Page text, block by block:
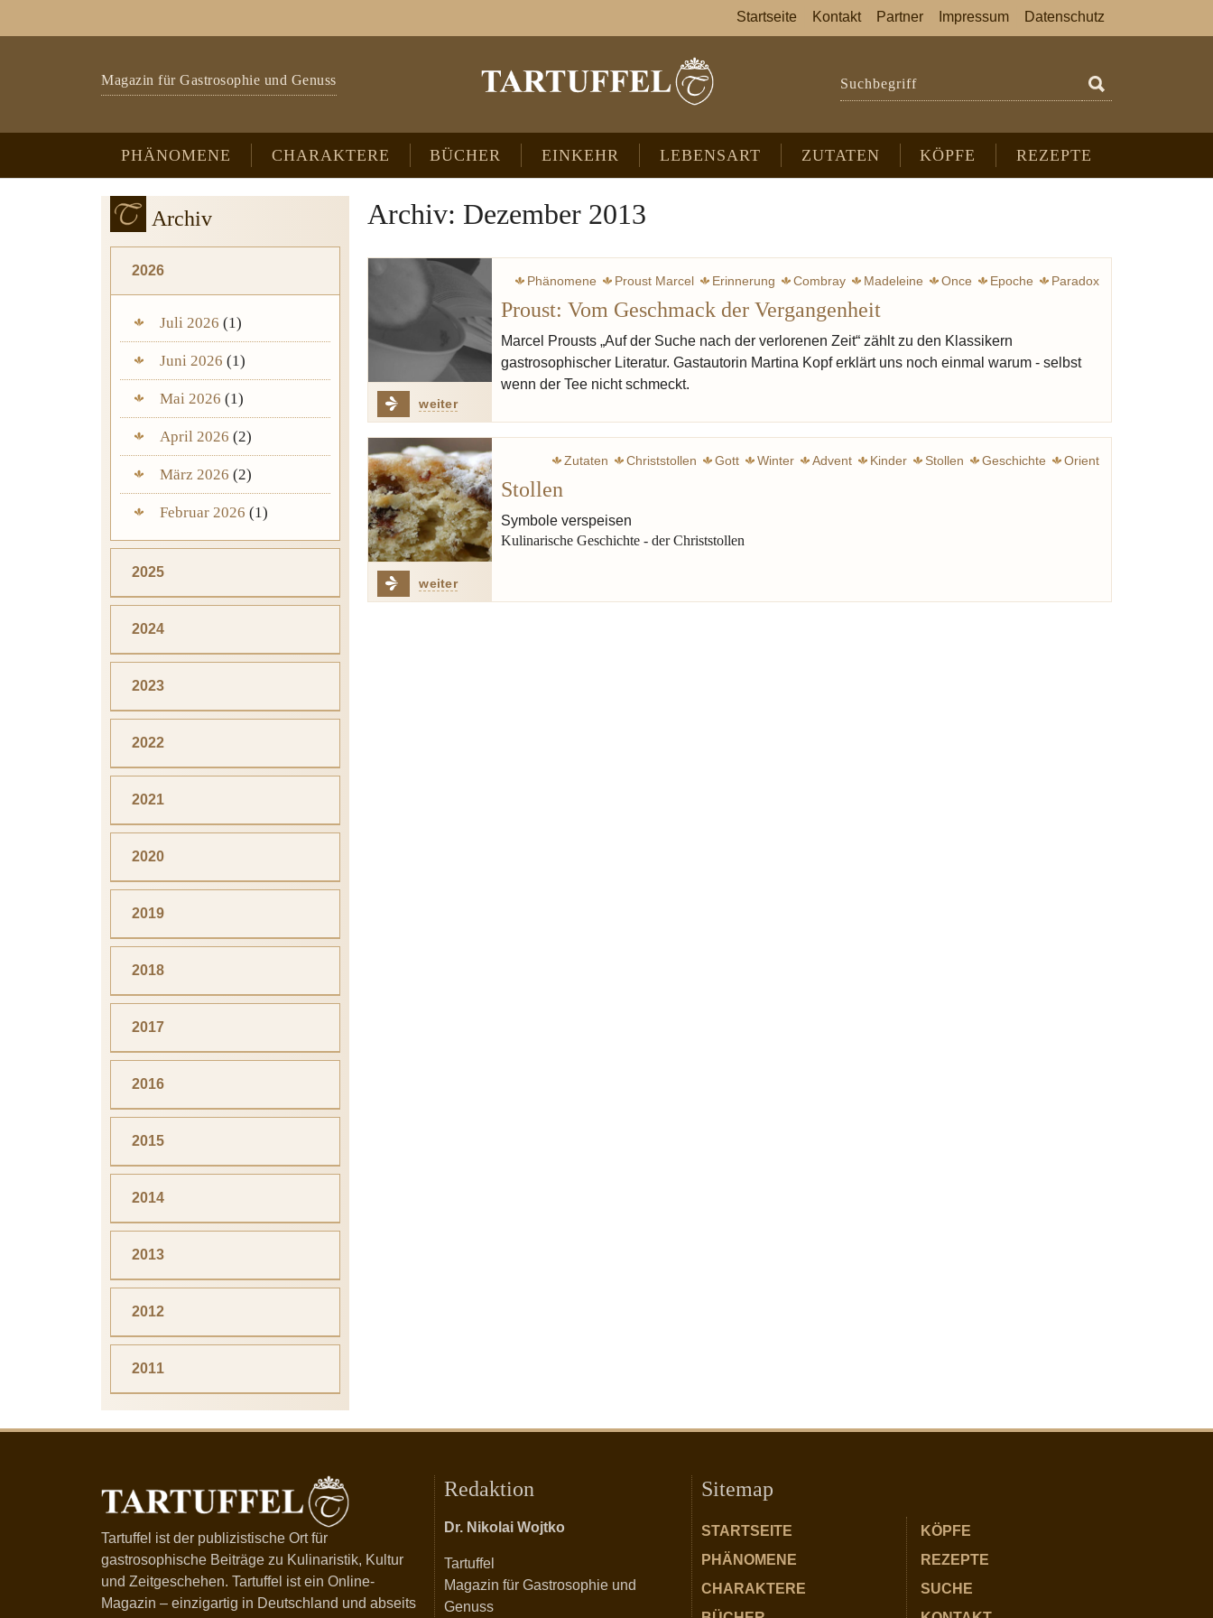
Magazin für Gastrosophie und Genuss Suchbegriff
PHÄNOMENE CHARAKTERE BÜCHER EINKEHR LEBENSART ZUTATEN KÖPFE REZEPTE
Startseite Kontakt Partner Impressum Datenschutz
Archiv: Dezember 2013
weiter
Phänomene Proust Marcel Erinnerung Combray Madeleine Once Epoche Paradox
Proust: Vom Geschmack der Vergangenheit
Marcel Prousts „Auf der Suche nach der verlorenen Zeit“ zählt zu den Klassikern
gastrosophischer Literatur. Gastautorin Martina Kopf erklärt uns noch einmal warum - selbst
wenn der Tee nicht schmeckt.
weiter
Zutaten Christstollen Gott Winter Advent Kinder Stollen Geschichte
Orient
Stollen
Symbole verspeisen
Kulinarische Geschichte - der Christstollen
Archiv
2026
Juli 2026 (1)
Juni 2026 (1)
Mai 2026 (1)
April 2026 (2)
März 2026 (2)
Februar 2026 (1)
2025
2024
2023
2022
2021
2020
2019
2018
2017
2016
2015
2014
2013
2012
2011
Tartuffel ist der publizistische Ort für
gastrosophische Beiträge zu Kulinaristik, Kultur
und Zeitgeschehen. Tartuffel ist ein Online-
Magazin – einzigartig in Deutschland und abseits
Redaktion
Dr. Nikolai Wojtko
Tartuffel
Magazin für Gastrosophie und
Genuss
Sitemap
STARTSEITE
PHÄNOMENE
CHARAKTERE
KÖPFE
REZEPTE
SUCHE